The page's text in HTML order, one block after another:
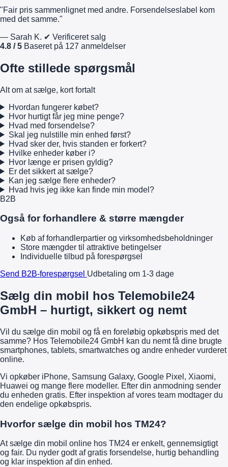
"Fair pris sammenlignet med andre. Forsendelseslabel kom
med det samme."
— Sarah K. ✔ Verificeret salg
4.8 / 5 Baseret på 127 anmeldelser
Ofte stillede spørgsmål
Alt om at sælge, kort fortalt
Hvordan fungerer købet?
Hvor hurtigt får jeg mine penge?
Hvad med forsendelse?
Skal jeg nulstille min enhed først?
Hvad sker der, hvis standen er forkert?
Hvilke enheder køber i?
Hvor længe er prisen gyldig?
Er det sikkert at sælge?
Kan jeg sælge flere enheder?
Hvad hvis jeg ikke kan finde min model?
B2B
Også for forhandlere & større mængder
Køb af forhandlerpartier og virksomhedsbeholdninger
Store mængder til attraktive betingelser
Individuelle tilbud på forespørgsel
Send B2B-forespørgsel Udbetaling om 1-3 dage
Sælg din mobil hos Telemobile24
GmbH – hurtigt, sikkert og nemt
Vil du sælge din mobil og få en foreløbig opkøbspris med det
samme? Hos Telemobile24 GmbH kan du nemt få dine brugte
smartphones, tablets, smartwatches og andre enheder vurderet
online.
Vi opkøber iPhone, Samsung Galaxy, Google Pixel, Xiaomi,
Huawei og mange flere modeller. Efter din anmodning sender
du enheden gratis. Efter inspektion af vores team modtager du
den endelige opkøbspris.
Hvorfor sælge din mobil hos TM24?
At sælge din mobil online hos TM24 er enkelt, gennemsigtigt
og fair. Du nyder godt af gratis forsendelse, hurtig behandling
og klar inspektion af din enhed.